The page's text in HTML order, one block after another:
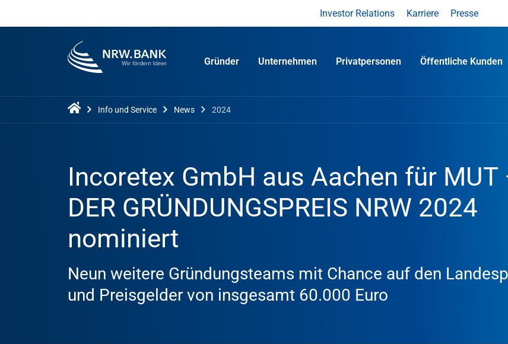
Investor Relations Karriere Presse
Gründer Unternehmen Privatpersonen Öffentliche Kunden
Info und Service News 2024
Incoretex GmbH aus Aachen für MUT
DER GRÜNDUNGSPREIS NRW 2024
nominiert
Neun weitere Gründungsteams mit Chance auf den
und Preisgelder von insgesamt 60.000 Euro